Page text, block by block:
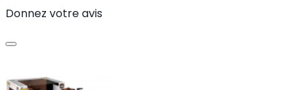
Donnez votre avis